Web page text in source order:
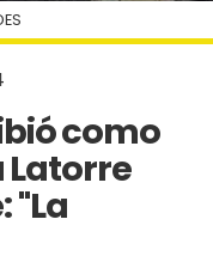
como
Latorre
"La